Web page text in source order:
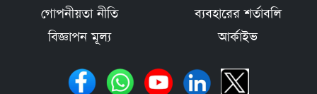
গোপনীয়তা নীতি
ব্যবহারের শর্তাবলি
বিজ্ঞাপন মূল্য
আর্কাইভ